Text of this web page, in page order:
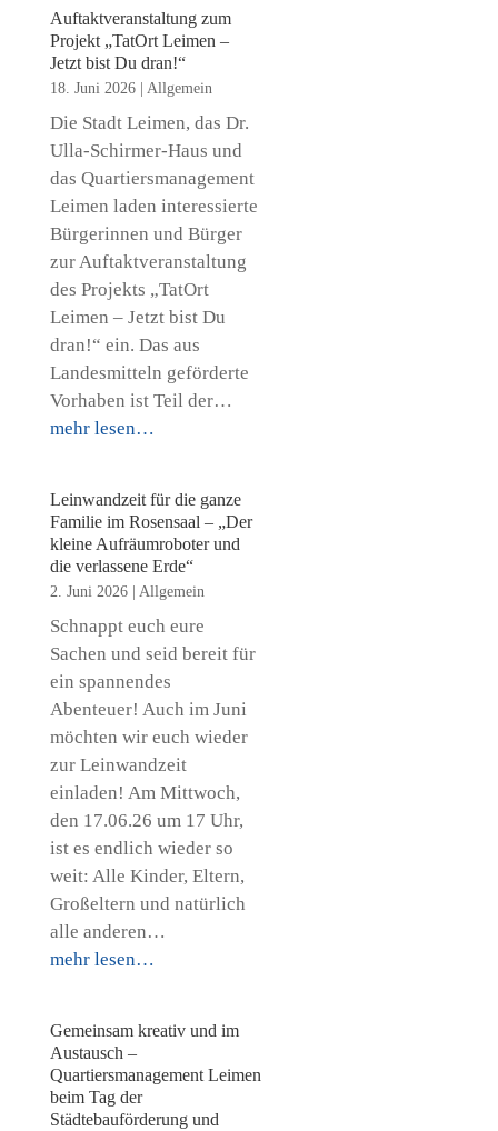
Auftaktveranstaltung zum
Projekt „TatOrt Leimen –
Jetzt bist Du dran!“
18. Juni 2026| Allgemein
Die Stadt Leimen, das Dr.
Ulla-Schirmer-Haus und
das Quartiersmanagement
Leimen laden interessierte
Bürgerinnen und Bürger
zur Auftaktveranstaltung
des Projekts „TatOrt
Leimen – Jetzt bist Du
dran!“ ein. Das aus
Landesmitteln geförderte
Vorhaben ist Teil der…
mehr lesen…
Leinwandzeit für die ganze
Familie im Rosensaal – „Der
kleine Aufräumroboter und
die verlassene Erde“
2. Juni 2026| Allgemein
Schnappt euch eure
Sachen und seid bereit für
ein spannendes
Abenteuer! Auch im Juni
möchten wir euch wieder
zur Leinwandzeit
einladen! Am Mittwoch,
den 17.06.26 um 17 Uhr,
ist es endlich wieder so
weit: Alle Kinder, Eltern,
Großeltern und natürlich
alle anderen…
mehr lesen…
Gemeinsam kreativ und im
Austausch –
Quartiersmanagement Leimen
beim Tag der
Städtebauförderung und